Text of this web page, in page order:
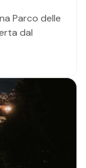
Parco delle
dal